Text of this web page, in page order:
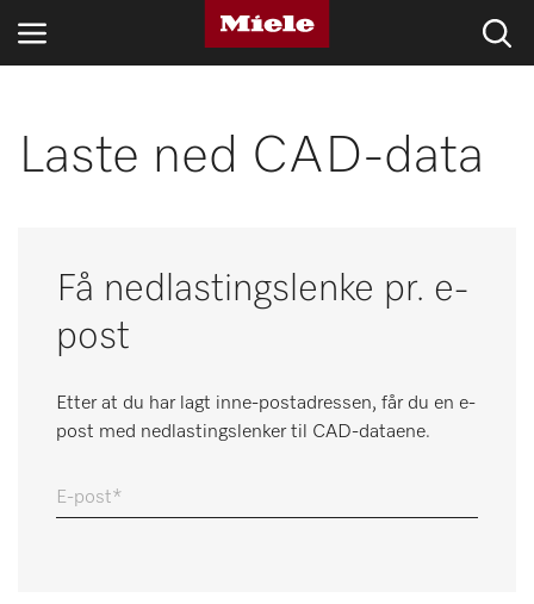
BRANSJER
MIELES NETTBUTIKK
SERVICE & SUPPORT
Søk
Laste ned CAD-data
Få nedlastingslenke pr. e-
post
Etter at du har lagt inne-postadressen, får du en e-
post med nedlastingslenker til CAD-dataene.
E-post